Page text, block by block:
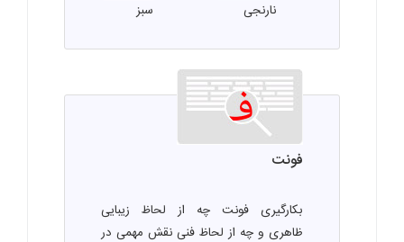
نارنجی سبز
فونت
بکارگیری فونت چه از لحاظ زیبایی
ظاهری و چه از لحاظ فنی نقش مهمی در